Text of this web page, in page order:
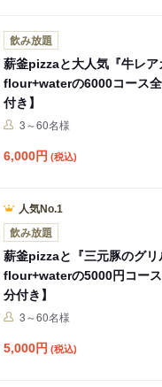
飲み放題
薪釜pizzaと大人気『牛レア
flour+waterの6000コース
付き】
3～60名様
6,000円 (税込)
人気No.1
飲み放題
薪釜pizzaと『三元豚のグリ
flour+waterの5000円コー
分付き】
3～60名様
5,000円 (税込)